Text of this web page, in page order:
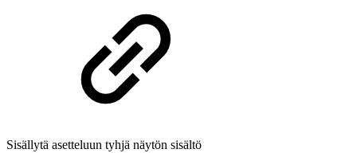
Sisällytä asetteluun tyhjä näytön sisältö